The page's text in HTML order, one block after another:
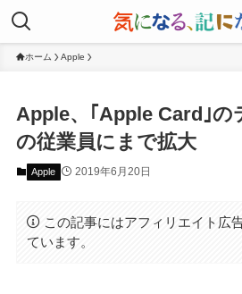
ホーム Apple
Apple、｢Apple Card｣の
の従業員にまで拡大
Apple 2019年6月20日
この記事にはアフィリエイト広
ています。